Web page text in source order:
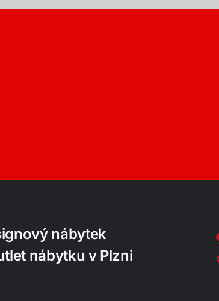
nábytek
nábytku v Plzni